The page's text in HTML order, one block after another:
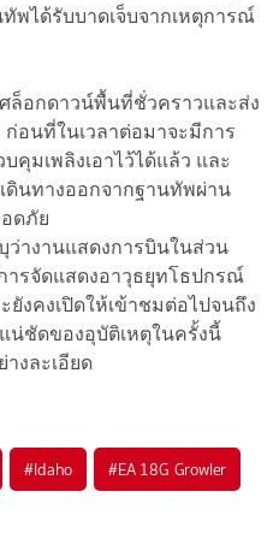
ได้รับบาดเจ็บจากเหตุการณ์
ล็อกดาวน์พื้นที่ชั่วคราวและส่ง
อนที่ในเวลาต่อมาจะมีการ
คุมเพลิงเอาไว้ได้แล้ว และ
นทางออกจากฐานทัพผ่าน
ดภัย
ว่างานแสดงการบินในส่วน
ารจัดแสดงอาวุธยุทโธปกรณ์
ยังคงเปิดให้เข้าชมต่อไปจนถึง
น่ชัดของอุบัติเหตุในครั้งนี้
งละเอียด
#Idaho #EA 18G Growler